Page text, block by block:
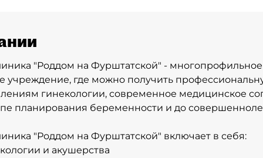
"Роддом на Фурштатской" - многопрофильное
учреждение, где можно получить
гинекологии, современное медицинское
планирования беременности и до
"Роддом на Фурштатской" включает в себя:
и акушерства